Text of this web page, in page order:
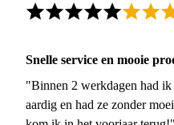
Snelle service en mooie
"Binnen 2 werkdagen had ik
aardig en had ze zonder